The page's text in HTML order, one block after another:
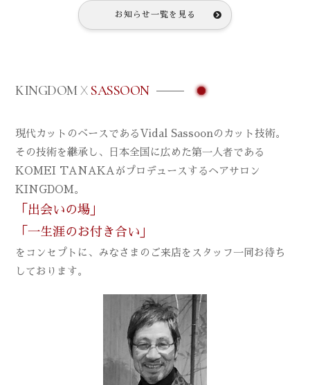
お知らせ一覧を見る
KINGDOMX SASSOON
現代カットのベースであるVidal Sassoonのカット技術。
その技術を継承し、日本全国に広めた第一人者である
KOMEI TANAKAがプロデュースするヘアサロン
KINGDOM。
「出会いの場」
「一生涯のお付き合い」
をコンセプトに、みなさまのご来店をスタッフ一同お待ち
しております。